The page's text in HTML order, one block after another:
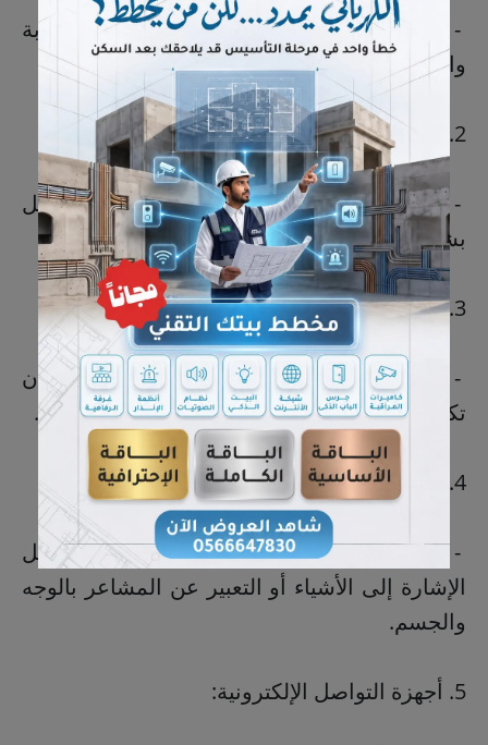
- توفر هذه الخيارات طريقة بسيطة للكتابة
والتواصل مع الآخرين.
2. لغة الإشارة:
- تعلم لغة الإشارة يمكّن الشخص من التفاعل
بشكل مباشر مع المحيطين به.
3. التواصل بالكتابة باليد:
- الكتابة باليد على ورقة أو لوحة جافة يمكن أن
تكون وسيلة سريعة للتعبير عن الأفكار والمشاعر.
4. التواصل عن طريق الإيماءات والإشارات:
- استخدام الإيماءات والإشارات البسيطة مثل
الإشارة إلى الأشياء أو التعبير عن المشاعر بالوجه
والجسم.
5. أجهزة التواصل الإلكترونية: